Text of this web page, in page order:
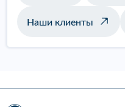
Наши клиенты